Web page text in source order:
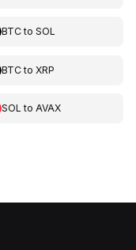
BTCto SOL
BTCto XRP
SOL to AVAX